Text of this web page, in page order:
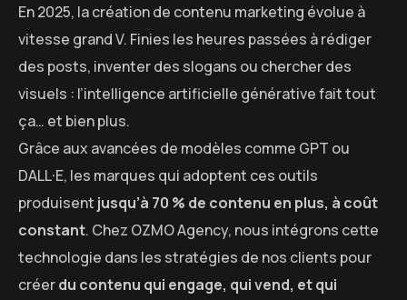
En 2025, la création de contenu marketing évolue à
vitesse grand V. Finies les heures passées à rédiger
des posts, inventer des slogans ou chercher des
visuels : l’intelligence artificielle générative fait tout
ça… et bien plus.
Grâce aux avancées de modèles comme GPT ou
DALL·E, les marques qui adoptent ces outils
produisent jusqu’à 70 % de contenu en plus, à coût
constant. Chez OZMO Agency, nous intégrons cette
technologie dans les stratégies de nos clients pour
créerdu contenu qui engage, qui vend, et qui